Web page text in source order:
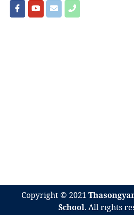
Copyright © 2021
School. All rights